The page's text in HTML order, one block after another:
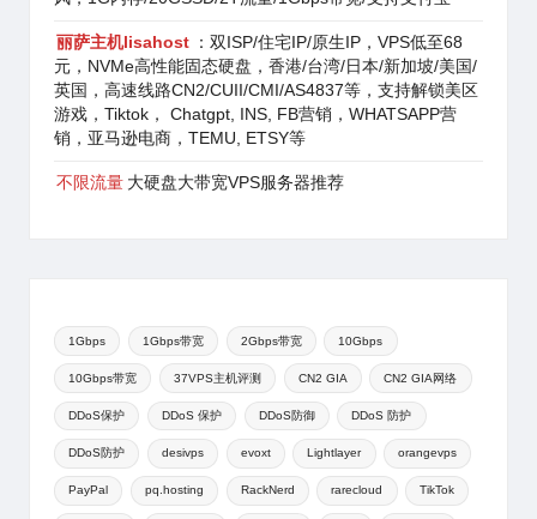
丽萨主机lisahost ：双ISP/住宅IP/原生IP，VPS低至68
元，NVMe高性能固态硬盘，香港/台湾/日本/新加坡/美国/
英国，高速线路CN2/CUII/CMI/AS4837等，支持解锁美区
游戏，Tiktok， Chatgpt, INS, FB营销，WHATSAPP营
销，亚马逊电商，TEMU, ETSY等
不限流量 大硬盘大带宽VPS服务器推荐
1Gbps 1Gbps带宽 2Gbps带宽 10Gbps
10Gbps带宽 37VPS主机评测 CN2 GIA CN2 GIA网络
DDoS保护 DDoS 保护 DDoS防御 DDoS 防护
DDoS防护 desivps evoxt Lightlayer orangevps
PayPal pq.hosting RackNerd rarecloud TikTok